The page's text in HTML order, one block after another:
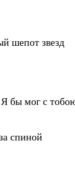
шепот звезд
Я бы мог с
спиной